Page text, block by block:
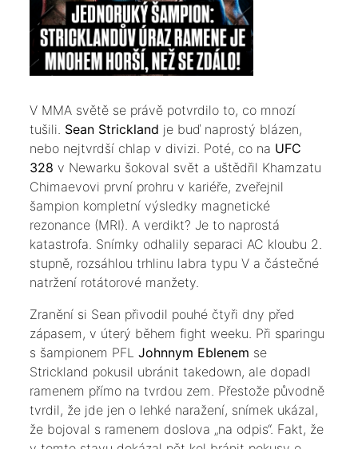
​V MMA světě se právě potvrdilo to, co mnozí
tušili. Sean Strickland je buď naprostý blázen,
nebo nejtvrdší chlap v divizi. Poté, co na UFC
328 v Newarku šokoval svět a uštědřil Khamzatu
Chimaevovi první prohru v kariéře, zveřejnil
šampion kompletní výsledky magnetické
rezonance (MRI). A verdikt? Je to naprostá
katastrofa. Snímky odhalily separaci AC kloubu 2.
stupně, rozsáhlou trhlinu labra typu V a částečné
natržení rotátorové manžety.
​Zranění si Sean přivodil pouhé čtyři dny před
zápasem, v úterý během fight weeku. Při sparingu
s šampionem PFLJohnnym Eblenem se
Strickland pokusil ubránit takedown, ale dopadl
ramenem přímo na tvrdou zem. Přestože původně
tvrdil, že jde jen o lehké naražení, snímek ukázal,
že bojoval s ramenem doslova „na odpis“. Fakt, že